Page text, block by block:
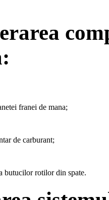
franei de mana;
de carburant;
butucilor rotilor din spate.